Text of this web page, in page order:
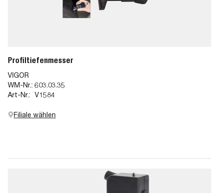
Profiltiefenmesser
VIGOR
WM-Nr.: 603.03.35
Art-Nr.: V1584
Filiale wählen